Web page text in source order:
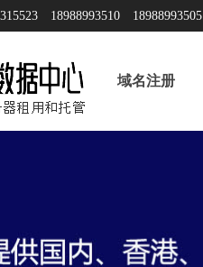
18988993510 18988993505
域名注册